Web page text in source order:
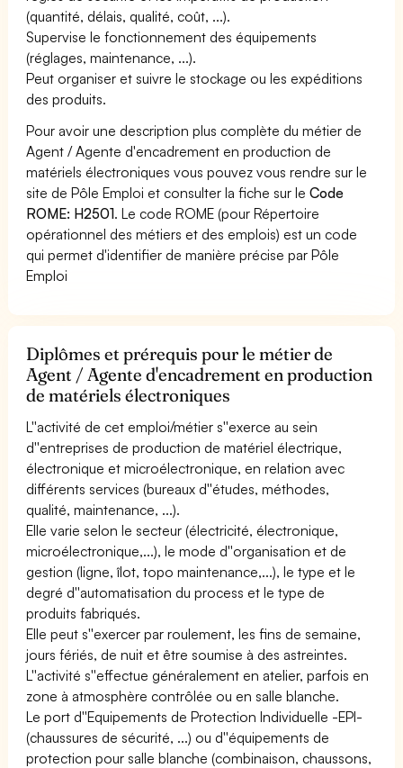
(quantité, délais, qualité, coût, ...).
Supervise le fonctionnement des équipements
(réglages, maintenance, ...).
Peut organiser et suivre le stockage ou les expéditions
des produits.
Pour avoir une description plus complète du métier de
Agent / Agente d'encadrement en production de
matériels électroniques vous pouvez vous rendre sur le
site de Pôle Emploi et consulter la fiche sur leCode
ROME: H2501. Le code ROME (pour Répertoire
opérationnel des métiers et des emplois) est un code
qui permet d'identifier de manière précise par Pôle
Emploi
Diplômes et prérequis pour le métier de
Agent / Agente d'encadrement en production
de matériels électroniques
L''activité de cet emploi/métier s''exerce au sein
d''entreprises de production de matériel électrique,
électronique et microélectronique, en relation avec
différents services (bureaux d''études, méthodes,
qualité, maintenance, ...).
Elle varie selon le secteur (électricité, électronique,
microélectronique,...), le mode d''organisation et de
gestion (ligne, îlot, topo maintenance,...), le type et le
degré d''automatisation du process et le type de
produits fabriqués.
Elle peut s''exercer par roulement, les fins de semaine,
jours fériés, de nuit et être soumise à des astreintes.
L''activité s''effectue généralement en atelier, parfois en
zone à atmosphère contrôlée ou en salle blanche.
Le port d''Equipements de Protection Individuelle -EPI-
(chaussures de sécurité, ...) ou d''équipements de
protection pour salle blanche (combinaison, chaussons,